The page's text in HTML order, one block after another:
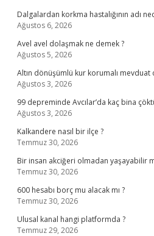
Dalgalardan korkma hastalığının adı
Ağustos 6, 2026
Avel avel dolaşmak ne demek ?
Ağustos 5, 2026
Altın dönüşümlü kur korumalı
Ağustos 3, 2026
99 depreminde Avcılar’da kaç bina
Ağustos 3, 2026
Kalkandere nasıl bir ilçe ?
Temmuz 30, 2026
Bir insan akciğeri olmadan yaşayabilir
Temmuz 30, 2026
600 hesabı borç mu alacak mı ?
Temmuz 30, 2026
Ulusal kanal hangi platformda ?
Temmuz 29, 2026